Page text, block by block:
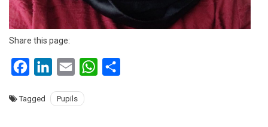
Share this page:
FacebookLinkedInEmail WhatsApp
Tagged Pupils